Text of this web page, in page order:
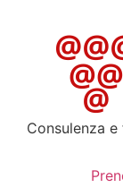
Consulenza